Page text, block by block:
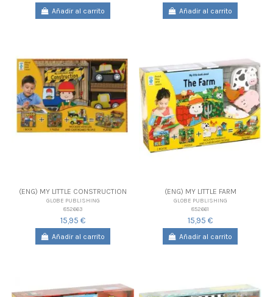
Añadir al carrito Añadir al carrito
(ENG) MY LITTLE CONSTRUCTION
GLOBE PUBLISHING
852663
15,95 €
Añadir al carrito
(ENG) MY LITTLE FARM
GLOBE PUBLISHING
852661
15,95 €
Añadir al carrito